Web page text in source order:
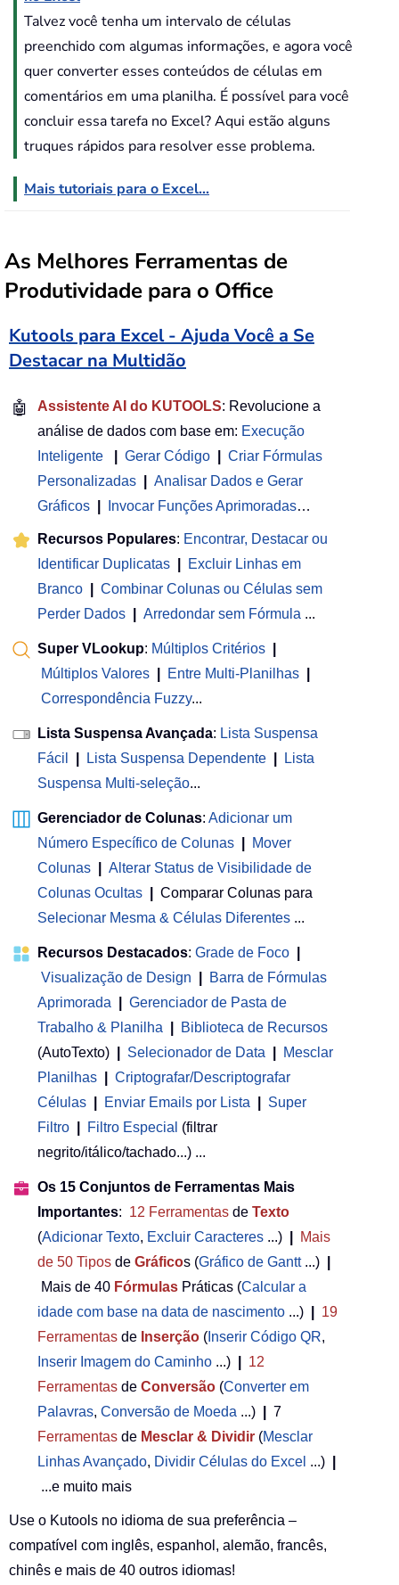
Talvez você tenha um intervalo de células
preenchido com algumas informações, e agora você
quer converter esses conteúdos de células em
comentários em uma planilha. É possível para você
concluir essa tarefa no Excel? Aqui estão alguns
truques rápidos para resolver esse problema.
Mais tutoriais para o Excel...
As Melhores Ferramentas de
Produtividade para o Office
Kutools para Excel - Ajuda Você a Se
Destacar na Multidão
🤖 Assistente AI do KUTOOLS: Revolucione a
análise de dados com base em: Execução
Inteligente
Gerar Código
Criar Fórmulas
Personalizadas
Analisar Dados e Gerar
Gráficos
Invocar Funções Aprimoradas…
Recursos Populares: Encontrar, Destacar ou
Identificar Duplicatas
Excluir Linhas em
Branco
Combinar Colunas ou Células sem
Perder Dados
Arredondar sem Fórmula ...
Super VLookup: Múltiplos Critérios
Múltiplos Valores
Entre Multi-Planilhas
Correspondência Fuzzy...
Lista Suspensa Avançada: Lista Suspensa
Fácil
Lista Suspensa Dependente
Lista
Suspensa Multi-seleção...
Gerenciador de Colunas: Adicionar um
Número Específico de Colunas
Mover
Colunas
Alterar Status de Visibilidade de
Colunas Ocultas
Comparar Colunas para
Selecionar Mesma & Células Diferentes ...
Recursos Destacados: Grade de Foco
Visualização de Design
Barra de Fórmulas
Aprimorada
Gerenciador de Pasta de
Trabalho & Planilha
Biblioteca de Recursos
(AutoTexto)
Selecionador de Data
Mesclar
Planilhas
Criptografar/Descriptografar
Células
Enviar Emails por Lista
Super
Filtro
Filtro Especial (filtrar
negrito/itálico/tachado...) ...
Os 15 Conjuntos de Ferramentas Mais
Importantes: 12 Ferramentas de Texto
(Adicionar Texto, Excluir Caracteres ...)
Mais
de 50 Tipos de Gráficos (Gráfico de Gantt...)
Mais de 40 Fórmulas Práticas (Calcular a
idade com base na data de nascimento ...)
19
Ferramentas de Inserção ( Inserir Código QR,
Inserir Imagem do Caminho ...)
12
Ferramentas de Conversão (Converter em
Palavras, Conversão de Moeda ...)
7
Ferramentas de Mesclar & Dividir (Mesclar
Linhas Avançado, Dividir Células do Excel ...)
...e muito mais
Use o Kutools no idioma de sua preferência –
compatível com inglês, espanhol, alemão, francês,
chinês e mais de 40 outros idiomas!